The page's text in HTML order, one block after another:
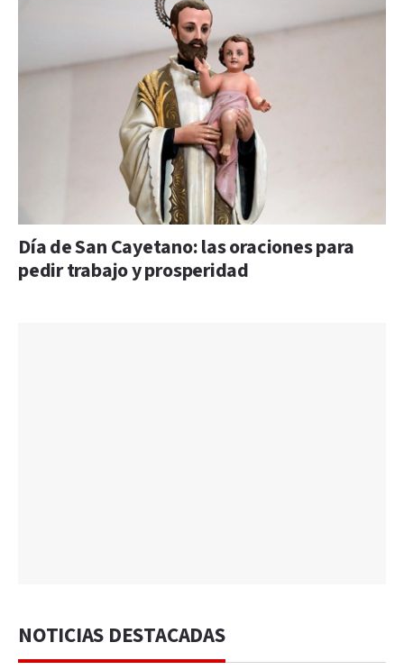
Día de San Cayetano: las oraciones para
pedir trabajo y prosperidad
NOTICIAS DESTACADAS